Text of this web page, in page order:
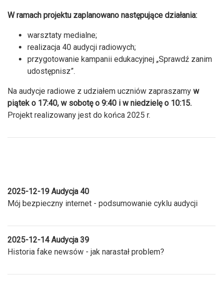
W ramach projektu zaplanowano następujące działania:
warsztaty medialne;
realizacja 40 audycji radiowych;
przygotowanie kampanii edukacyjnej „Sprawdź zanim
udostępnisz”.
Na audycje radiowe z udziałem uczniów zapraszamy w
piątek o 17:40, w sobotę o 9:40 i w niedzielę o 10:15.
Projekt realizowany jest do końca 2025 r.
2025-12-19 Audycja 40
Mój bezpieczny internet - podsumowanie cyklu audycji
2025-12-14 Audycja 39
Historia fake newsów - jak narastał problem?